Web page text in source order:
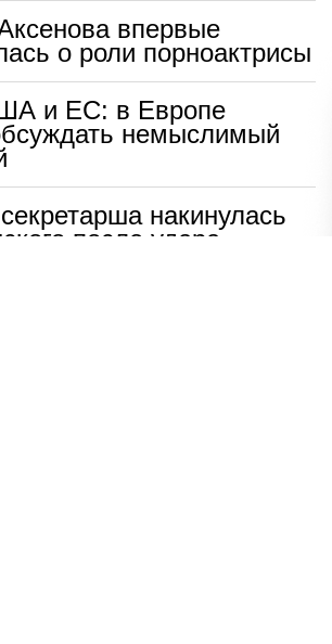
впервые
о роли порноактрисы
и ЕС: в Европе
немыслимый
накинулась
после удара